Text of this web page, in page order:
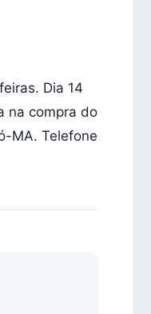
Dia 14
na compra do
MA. Telefone